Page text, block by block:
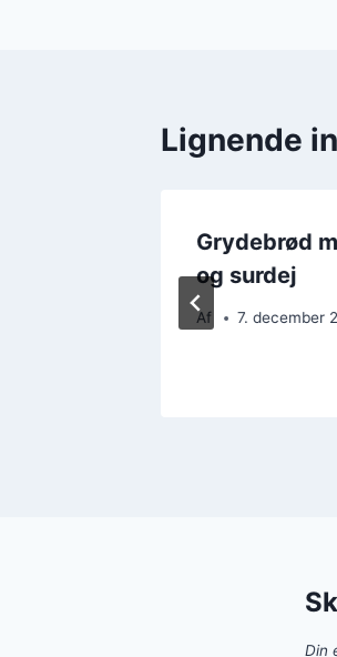
Lignende
Grydebrød
og surdej
Af 7. december
Din